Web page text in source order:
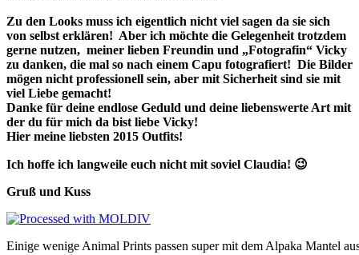
Zu den Looks muss ich eigentlich nicht viel sagen da sie sich
von selbst erklären! Aber ich möchte die Gelegenheit trotzdem
gerne nutzen, meiner lieben Freundin und „Fotografin“ Vicky
zu danken, die mal so nach einem Capu fotografiert! Die Bilder
mögen nicht professionell sein, aber mit Sicherheit sind sie mit
viel Liebe gemacht!
Danke für deine endlose Geduld und deine liebenswerte Art mit
der du für mich da bist liebe Vicky!
Hier meine liebsten 2015 Outfits!
Ich hoffe ich langweile euch nicht mit soviel Claudia! 😉
Gruß und Kuss
Einige wenige Animal Prints passen super mit dem Alpaka Mantel